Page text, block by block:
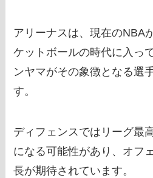
アリーナスは、現在のNBA
ケットボールの時代に入っ
ンヤマがその象徴となる選
す。
ディフェンスではリーグ最
になる可能性があり、オフ
長が期待されています。